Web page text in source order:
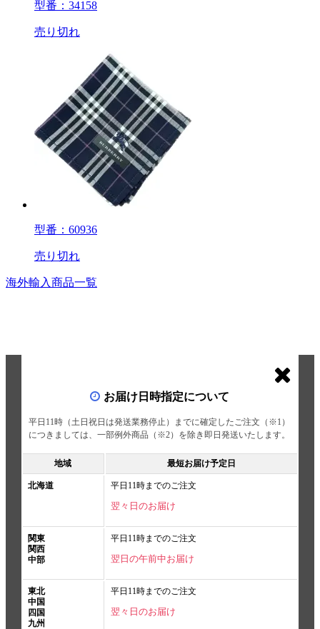
型番：34158
売り切れ
型番：60936
売り切れ
海外輸入商品一覧
お届け日時指定について
平日11時（土日祝日は発送業務停止）までに確定したご注文（※1）
につきましては、一部例外商品（※2）を除き即日発送いたします。
地域 最短お届け予定日
北海道 平日11時までのご注文
翌々日のお届け
関東
関西
中部
平日11時までのご注文
翌日の午前中お届け
東北
中国
四国
九州
平日11時までのご注文
翌々日のお届け